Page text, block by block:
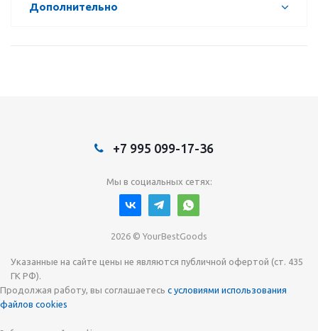
Дополнительно
+7 995 099-17-36
Мы в социальных сетях:
2026 © YourBestGoods
Указанные на сайте цены не являются публичной офертой (ст. 435
ГК РФ).
Продолжая работу, вы соглашаетесь с условиями использования
файлов cookies